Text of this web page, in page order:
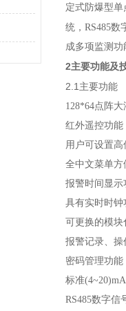
定式防爆型
统，RS485数
成多项监测功
2主要功能及
2.1 主要功能
128*64点阵
红外遥控功能
用户可设置高
全中文菜单方
报警时间显示
具有实时时钟
可更换的模块
报警记录、
密码管理功
标准
RS485数字信